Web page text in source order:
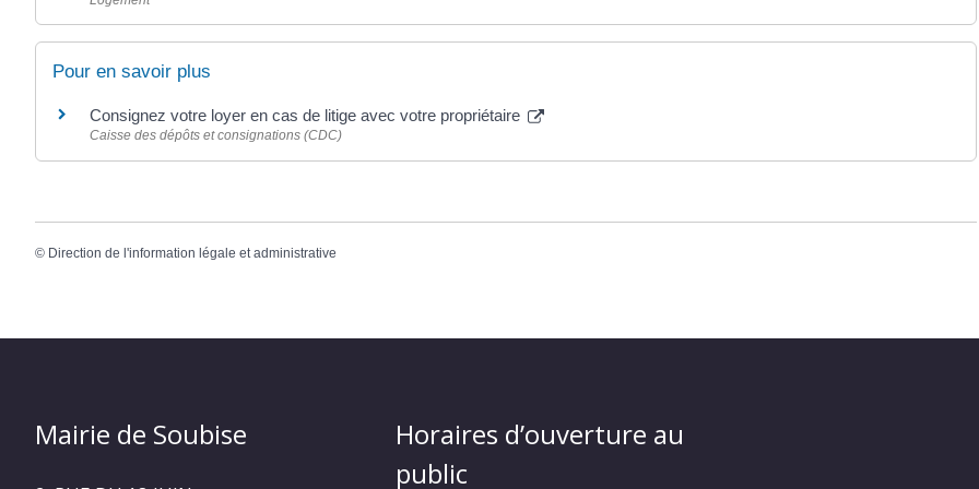
Pour en savoir plus
Consignez votre loyer en cas de litige avec votre propriétaire
Caisse des dépôts et consignations (CDC)
© Direction de l'information légale et administrative
Mairie de Soubise
Horaires d’ouverture au
public